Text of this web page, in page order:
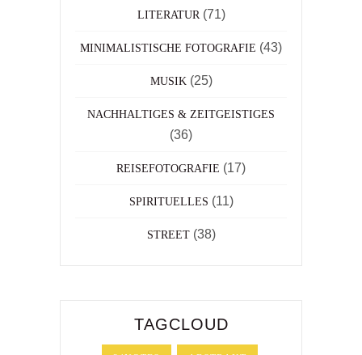
LITERATUR (71)
MINIMALISTISCHE FOTOGRAFIE (43)
MUSIK (25)
NACHHALTIGES & ZEITGEISTIGES
(36)
REISEFOTOGRAFIE (17)
SPIRITUELLES (11)
STREET(38)
TAGCLOUD